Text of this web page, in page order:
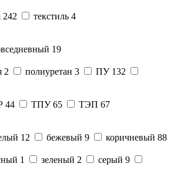
242 текстиль 4
19
2 полиуретан 3 ПУ 132
44 ТПУ65 ТЭП 67
12 бежевый 9 коричневый 88
1 зеленый 2 серый 9